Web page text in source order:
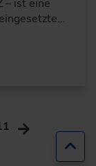
– ist eine